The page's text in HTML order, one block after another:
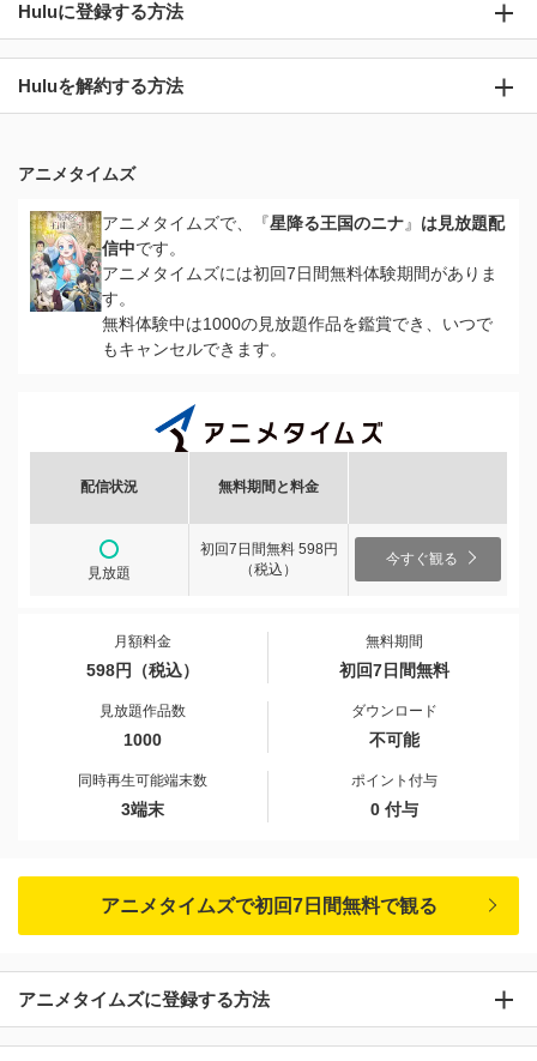
Huluに登録する方法
Huluを解約する方法
アニメタイムズ
アニメタイムズで、『星降る王国のニナ』 は見放題配
信中です。
アニメタイムズには初回7日間無料体験期間がありま
す。
無料体験中は1000の見放題作品を鑑賞でき、いつで
もキャンセルできます。
配信状況 無料期間と料金
見放題
初回7日間無料 598円
（税込）
今すぐ観る
月額料金
598円（税込）
無料期間
初回7日間無料
見放題作品数
1000
ダウンロード
不可能
同時再生可能端末数
3端末
ポイント付与
0 付与
アニメタイムズで初回7日間無料で観る
アニメタイムズに登録する方法